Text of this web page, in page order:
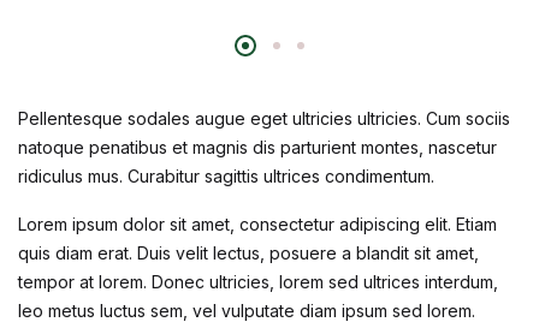
Pellentesque sodales augue eget ultricies ultricies. Cum sociis
natoque penatibus et magnis dis parturient montes, nascetur
ridiculus mus. Curabitur sagittis ultrices condimentum.
Lorem ipsum dolor sit amet, consectetur adipiscing elit. Etiam
quis diam erat. Duis velit lectus, posuere a blandit sit amet,
tempor at lorem. Donec ultricies, lorem sed ultrices interdum,
leo metus luctus sem, vel vulputate diam ipsum sed lorem.